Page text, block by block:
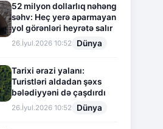
52 milyon dollarlıq nəhəng
səhv: Heç yerə aparmayan
yol görənləri heyrətə salır
26.İyul.2026 10:52 Dünya
Tarixi ərazi yalanı:
Turistləri aldadan şəxs
bələdiyyəni də çaşdırdı
26.İyul.2026 10:52 Dünya